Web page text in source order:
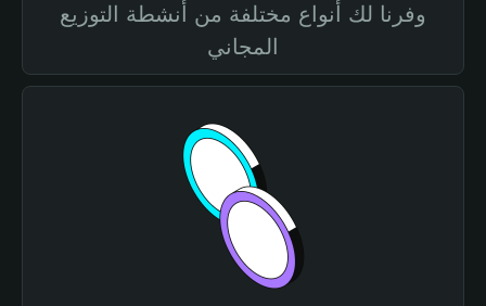
وفرنا لك أنواع مختلفة من أنشطة التوزيع
المجاني